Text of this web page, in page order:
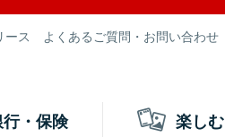
ース よくあるご質問・お問い合わせ
・保険 楽しむ